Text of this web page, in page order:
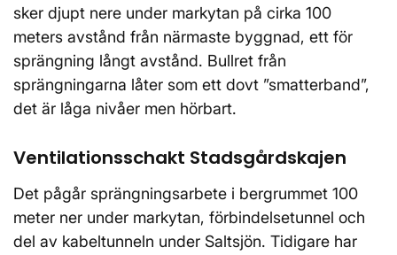
sker djupt nere under markytan på cirka 100
meters avstånd från närmaste byggnad, ett för
sprängning långt avstånd. Bullret från
sprängningarna låter som ett dovt ”smatterband”,
det är låga nivåer men hörbart.
Ventilationsschakt Stadsgårdskajen
Det pågår sprängningsarbete i bergrummet 100
meter ner under markytan, förbindelsetunnel och
del av kabeltunneln under Saltsjön. Tidigare har